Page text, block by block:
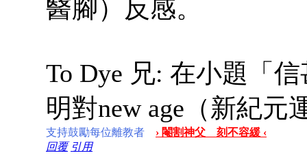
醫腳）反感。
To Dye 兄: 在小題「
明對new age（新紀元
支持鼓勵每位離教者
› 閹割神父 刻不容緩 ‹
回覆 引用